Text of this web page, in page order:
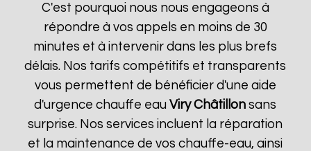
C'est pourquoi nous nous engageons à
répondre à vos appels en moins de 30
minutes et à intervenir dans les plus brefs
délais. Nos tarifs compétitifs et transparents
vous permettent de bénéficier d'une aide
d'urgence chauffe eauViry Châtillon sans
surprise. Nos services incluent la réparation
et la maintenance de vos chauffe-eau, ainsi